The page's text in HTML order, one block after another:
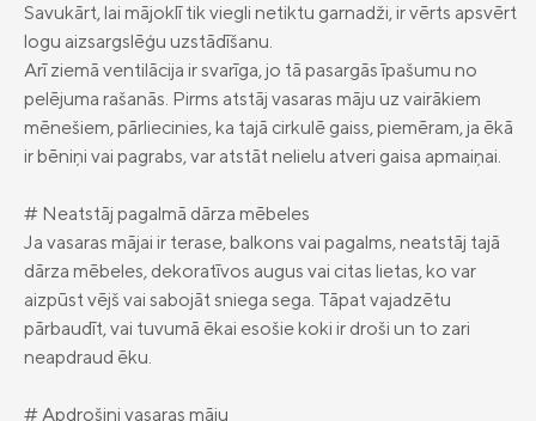
Savukārt, lai mājoklī tik viegli netiktu garnadži, ir vērts apsvērt
logu aizsargslēģu uzstādīšanu.
Arī ziemā ventilācija ir svarīga, jo tā pasargās īpašumu no
pelējuma rašanās. Pirms atstāj vasaras māju uz vairākiem
mēnešiem, pārliecinies, ka tajā cirkulē gaiss, piemēram, ja ēkā
ir bēniņi vai pagrabs, var atstāt nelielu atveri gaisa apmaiņai.
# Neatstāj pagalmā dārza mēbeles
Ja vasaras mājai ir terase, balkons vai pagalms, neatstāj tajā
dārza mēbeles, dekoratīvos augus vai citas lietas, ko var
aizpūst vējš vai sabojāt sniega sega. Tāpat vajadzētu
pārbaudīt, vai tuvumā ēkai esošie koki ir droši un to zari
neapdraud ēku.
# Apdrošini vasaras māju